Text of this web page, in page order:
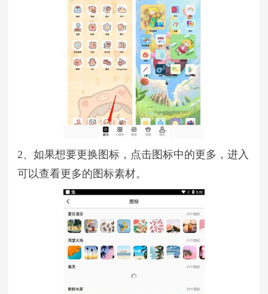
2、如果想要更换图标，点击图标中的更多，进入
可以查看更多的图标素材。